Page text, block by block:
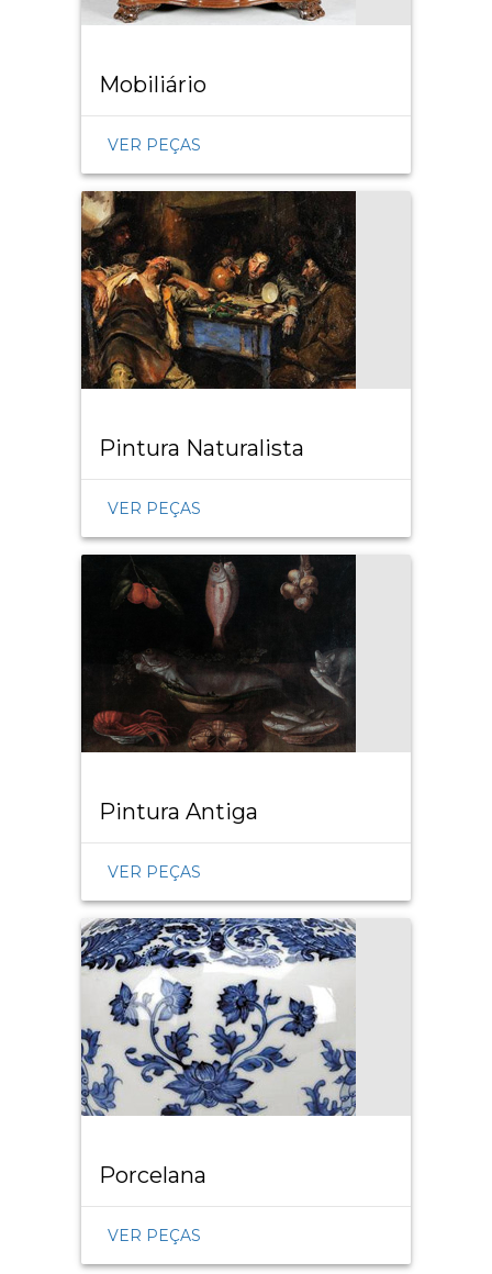
Mobiliário
VER PEÇAS
Pintura Naturalista
VER PEÇAS
Pintura Antiga
VER PEÇAS
Porcelana
VER PEÇAS